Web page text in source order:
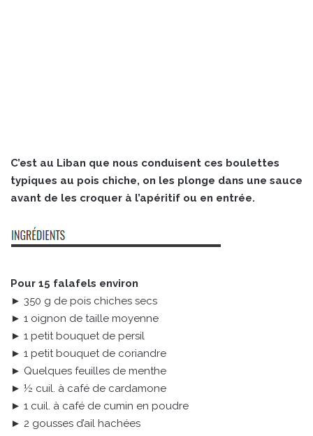
C’est au Liban que nous conduisent ces boulettes
typiques au pois chiche, on les plonge dans une sauce
avant de les croquer à l’apéritif ou en entrée.
Pour 15 falafels environ
► 350 g de pois chiches secs
► 1 oignon de taille moyenne
► 1 petit bouquet de persil
► 1 petit bouquet de coriandre
► Quelques feuilles de menthe
► ½ cuil. à café de cardamone
► 1 cuil. à café de cumin en poudre
► 2 gousses d’ail hachées